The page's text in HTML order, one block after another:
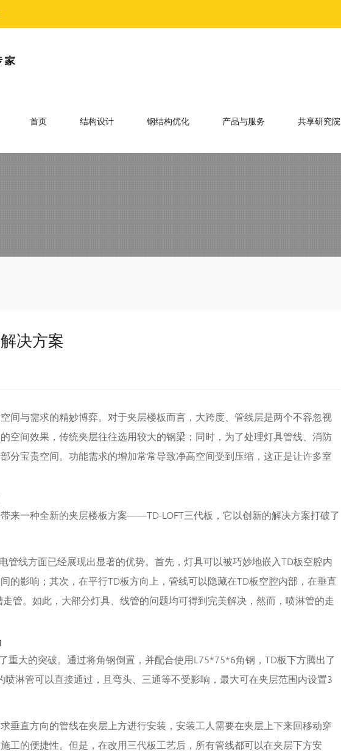
首页 结构设计 钢结构优化 产品与服务 共享研究院
决方案
间与需求的精妙博弈。对于夹层楼板而言，大跨度、管线层是两个不容忽视
空间效果，传统夹层往往选用较大的钢梁；同时，为了处理灯具管线、消防
分宝贵空间。功能需求的增加常常导致净高空间受到压缩，这正是让许多室
来一种全新的夹层楼板方案——TD-LOFT三代板，它以创新的解决方案打破了
管线方面已经展现出显著的优势。首先，灯具可以被巧妙地嵌入TD板空腔内
的影响；其次，在平行TD板方向上，管线可以隐藏在TD板空腔内部，在垂直
管。如此，大部分灯具、线管的问题均可得到完美解决，然而，喷淋管的走
重大的突破。通过将角钢倒置，并配合使用L75*75*6角钢，TD板下方腾出了
喷淋管可以直接通过，且弯头、三通等不受影响，最大可在夹层范围内设置3
垂直方向的管线在夹层上方进行安装，安装工人需要在夹层上下来回移动穿
工的便捷性。但是，在改用三代板工艺后，所有管线都可以在夹层下方安